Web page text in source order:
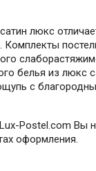
люкс
белья из люкс
с
Postel.com Вы
оформления.